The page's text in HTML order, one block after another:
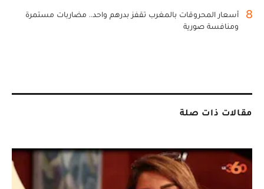
8
أسعار المحروقات بالمغرب تقفز بدرهم واحد.. مضاربات مستمرة
ومنافسة صورية
مقالات ذات صلة